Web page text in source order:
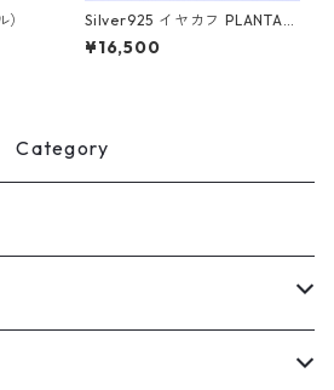
Silver925 イヤカフ PLANTA
（プランタ）
¥16,500
Category
】（在庫ありのみ絞込）